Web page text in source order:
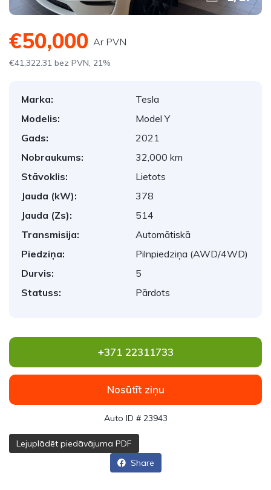
€50,000 Ar PVN
€41,322.31 bez PVN, 21%
Marka:
Tesla
Modelis:
Model Y
Gads:
2021
Nobraukums:
32,000 km
Stāvoklis:
Lietots
Jauda (kW):
378
Jauda (Zs):
514
Transmisija:
Automātiskā
Piedziņa:
Pilnpiedziņa (AWD/4WD)
Durvis:
5
Statuss:
Pārdots
+371 22311733
Nosūtīt ziņu
Auto ID # 23943
Lejuplādēt piedāvājuma PDF
Share